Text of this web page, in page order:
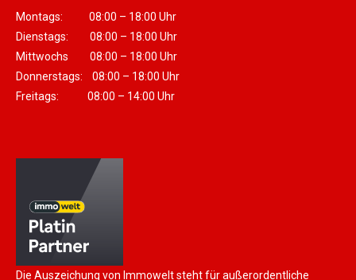
Montags: 08:00 – 18:00 Uhr
Dienstags: 08:00 – 18:00 Uhr
Mittwochs 08:00 – 18:00 Uhr
Donnerstags: 08:00 – 18:00 Uhr
Freitags: 08:00 – 14:00 Uhr
Die Auszeichung von Immowelt steht für außerordentliche